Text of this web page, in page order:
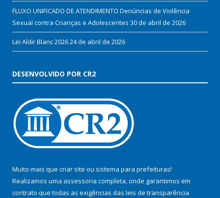
FLUXO UNIFICADO DE ATENDIMENTO Denúncias de Violência
Sexual contra Crianças e Adolescentes 30 de abril de 2026
Lei Aldir Blanc 202624 de abril de 2026
DESENVOLVIDO POR CR2
Muito mais que criar site ou sistema para prefeituras!
Realizamos uma assessoria completa, onde garantimos em
contrato que todas as exigências das leis de transparência